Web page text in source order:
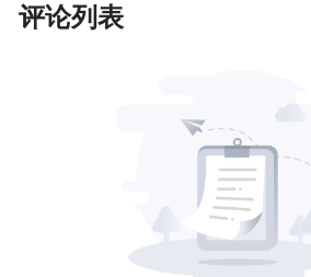
评论列表